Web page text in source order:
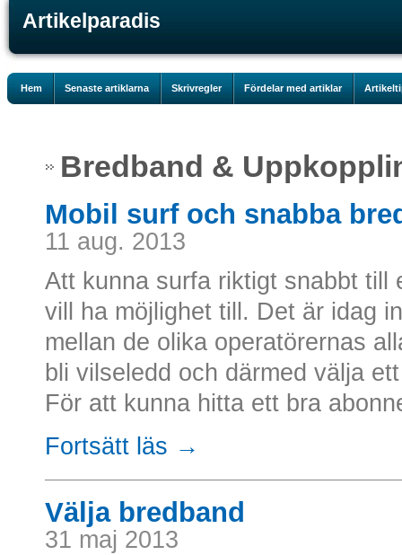
Artikelparadis
Hem Senaste artiklarna Skrivregler Fördelar med artiklar
Bredband &
Mobil surf och snabba
11 aug. 2013
Att kunna surfa riktigt snabbt till
vill ha möjlighet till. Det är idag
mellan de olika operatörernas
bli vilseledd och därmed välja
För att kunna hitta ett bra
Fortsätt läs →
Välja bredband
31 maj 2013